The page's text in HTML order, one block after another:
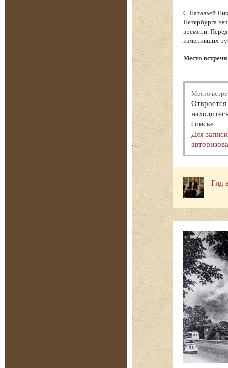
С Натальей
Петербурга
времени.
изменивших
Место
Место
списке
Для
Гид